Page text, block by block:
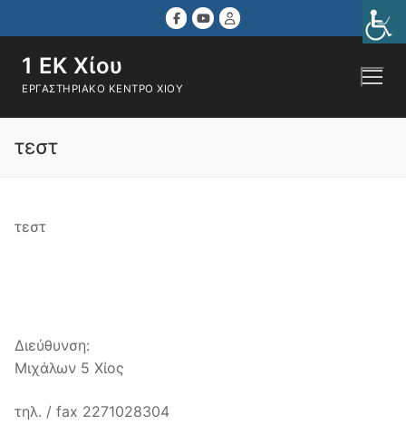
στο
περιεχόμενο
1 ΕΚ Χίου
ΕΡΓΑΣΤΗΡΙΑΚΌ ΚΈΝΤΡΟ ΧΊΟΥ
τεστ
τεστ
Διεύθυνση:
Μιχάλων 5 Χίος
τηλ. / fax 2271028304